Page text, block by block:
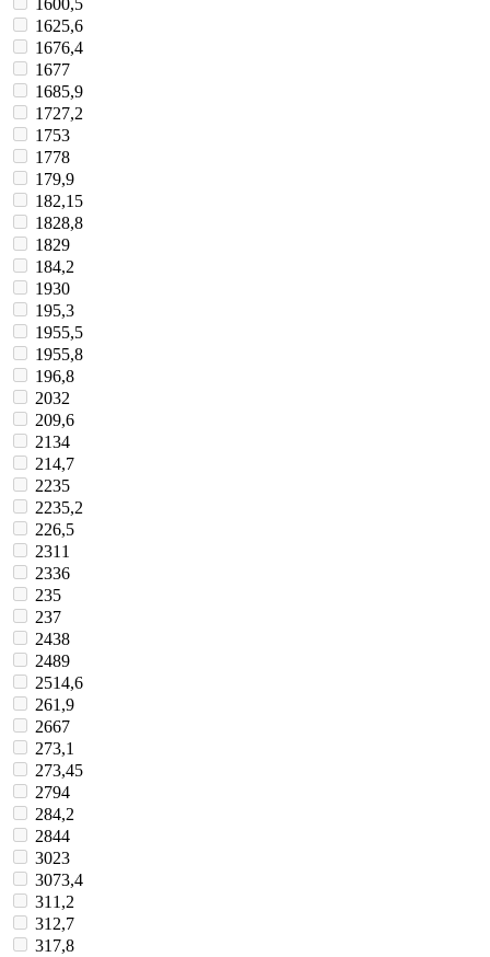
1600,5
1625,6
1676,4
1677
1685,9
1727,2
1753
1778
179,9
182,15
1828,8
1829
184,2
1930
195,3
1955,5
1955,8
196,8
2032
209,6
2134
214,7
2235
2235,2
226,5
2311
2336
235
237
2438
2489
2514,6
261,9
2667
273,1
273,45
2794
284,2
2844
3023
3073,4
311,2
312,7
317,8